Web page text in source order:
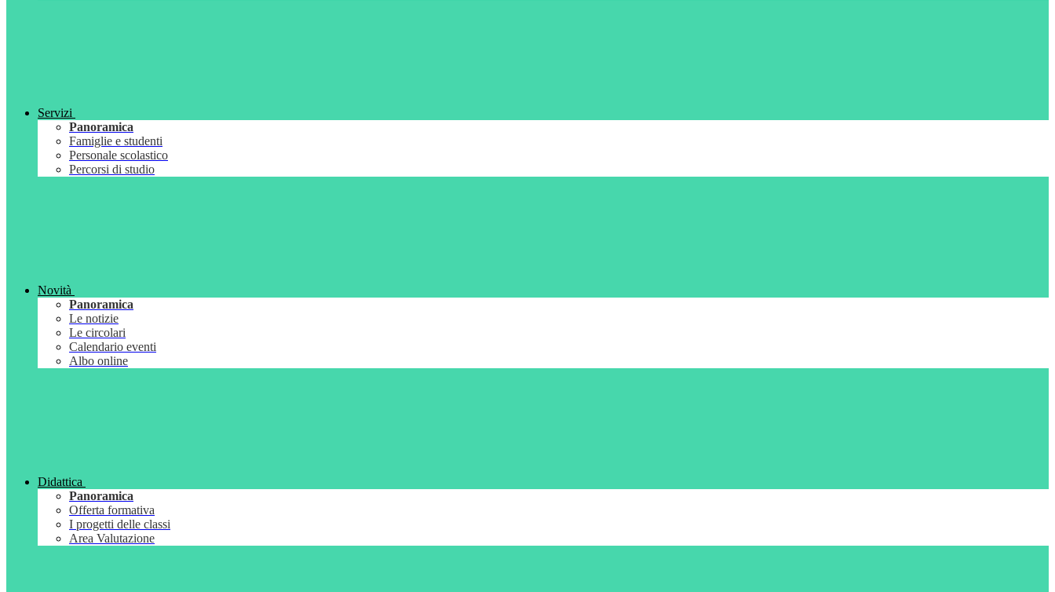
Servizi
Panoramica
Famiglie e studenti
Personale scolastico
Percorsi di studio
Novità
Panoramica
Le notizie
Le circolari
Calendario eventi
Albo online
Didattica
Panoramica
Offerta formativa
I progetti delle classi
Area Valutazione